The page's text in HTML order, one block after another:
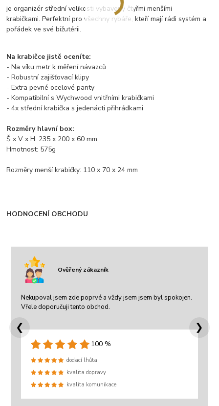
je organizér střední velikosti vybavený čtyřmi menšími
krabičkami. Perfektní pro všechny rybáře, kteří mají rádi systém a
pořádek ve své bižutérii.
Na krabičce jistě oceníte:
- Na víku metr k měření návazců
- Robustní zajišťovací klipy
- Extra pevné ocelové panty
- Kompatibilní s Wychwood vnitřními krabičkami
- 4x střední krabička s jedenácti přihrádkami
Rozměry hlavní box:
Š x V x H: 235 x 200 x 60 mm
Hmotnost: 575g
Rozměry menší krabičky: 110 x 70 x 24 mm
HODNOCENÍ OBCHODU
Ověřený zákazník
Nekupoval jsem zde poprvé a vždy jsem jsem byl spokojen.
Vřele doporučuji tento obchod.
100 %
dodací lhůta
kvalita dopravy
kvalita komunikace
❮ ❯